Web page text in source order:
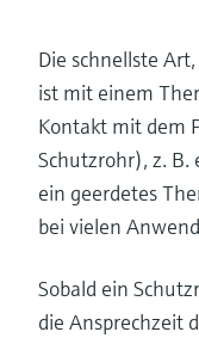
Die schnellste
ist mit einem
Kontakt mit dem
Schutzrohr), z. B.
ein geerdetes
bei vielen
Sobald ein
die Ansprechzeit